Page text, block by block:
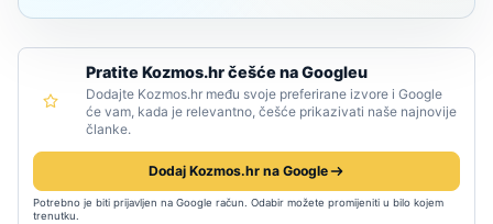
Pratite Kozmos.hr češće na Googleu
Dodajte Kozmos.hr među svoje preferirane izvore i Google
će vam, kada je relevantno, češće prikazivati naše najnovije
članke.
Dodaj Kozmos.hr na Google
Potrebno je biti prijavljen na Google račun. Odabir možete promijeniti u bilo kojem
trenutku.